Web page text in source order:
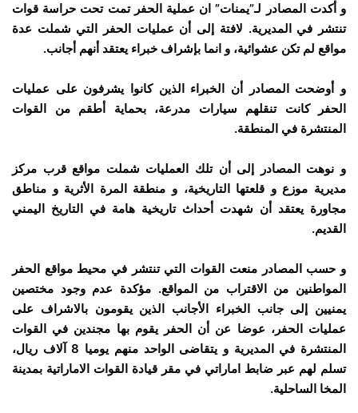
و أكدت المصادر لـ”يمنات” ان عملية الحفر تمت تحت حراسة قوات
تنتشر في المديرية. لافتة إلى أن عمليات الحفر التي شملت عدة
مواقع لم تكن عشوائية، و انما بإشراف خبراء يعتقد أنهم أجانب.
و أوضحت المصادر أن الخبراء الذين كانوا يشرفون على عمليات
الحفر كانت تنقلهم سيارات مدرعة، بحماية أطقم من القوات
المنتشرة في المنطقة.
و نوهت المصادر إلى أن تلك العمليات شملت مواقع قرب مركز
مديرية موزع و قلعتها التاريخية، و منطقة المرة الأثرية و مناطق
مجاورة يعتقد أن شهدت أحداث تاريخية هامة في التاريخ اليمني
القديم.
و حسب المصادر منعت القوات التي تنتشر في محيط مواقع الحفر
المواطنين من الاقتراب من المواقع. مؤكدة عدم وجود مختصين
يمنيين إلى جانب الخبراء الأجانب الذين يقومون بالاشراف على
عمليات الحفر، عوضا عن أن الحفر يقوم بها مجندين في القوات
المنتشرة في المديرية و يتقاضى الواحد منهم يوميا 8 آلاف ريال،
تسلم لهم عبر ضابط اماراتي في مقر قيادة القوات الاماراتية بمدينة
المخا الساحلية.